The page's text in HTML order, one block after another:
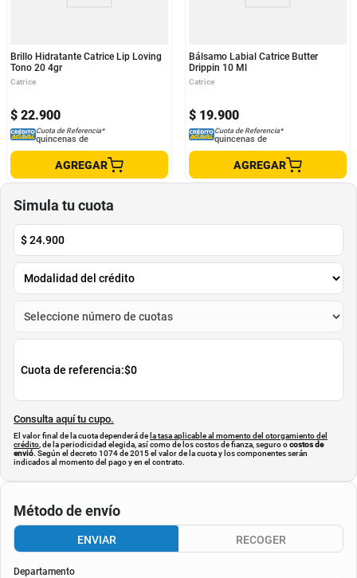
Brillo Hidratante Catrice Lip Loving
Tono 20 4gr
Catrice
$ 22.900
Cuota de Referencia*
quincenas de
AGREGAR
Bálsamo Labial Catrice Butter
Drippin 10 Ml
Catrice
$ 19.900
Cuota de Referencia*
quincenas de
AGREGAR
Simula tu cuota
$24.900
Cuota de referencia:$0
Consulta aquí tu cupo.
El valor final de la cuota dependerá de la tasa aplicable al momento del otorgamiento del
crédito , de la periodicidad elegida, así como de los costos de fianza, seguro ocostos de
envió. Según el decreto 1074 de 2015 el valor de la cuota y los componentes serán
indicados al momento del pago y en el contrato.
Método de envío
ENVIAR RECOGER
Departamento